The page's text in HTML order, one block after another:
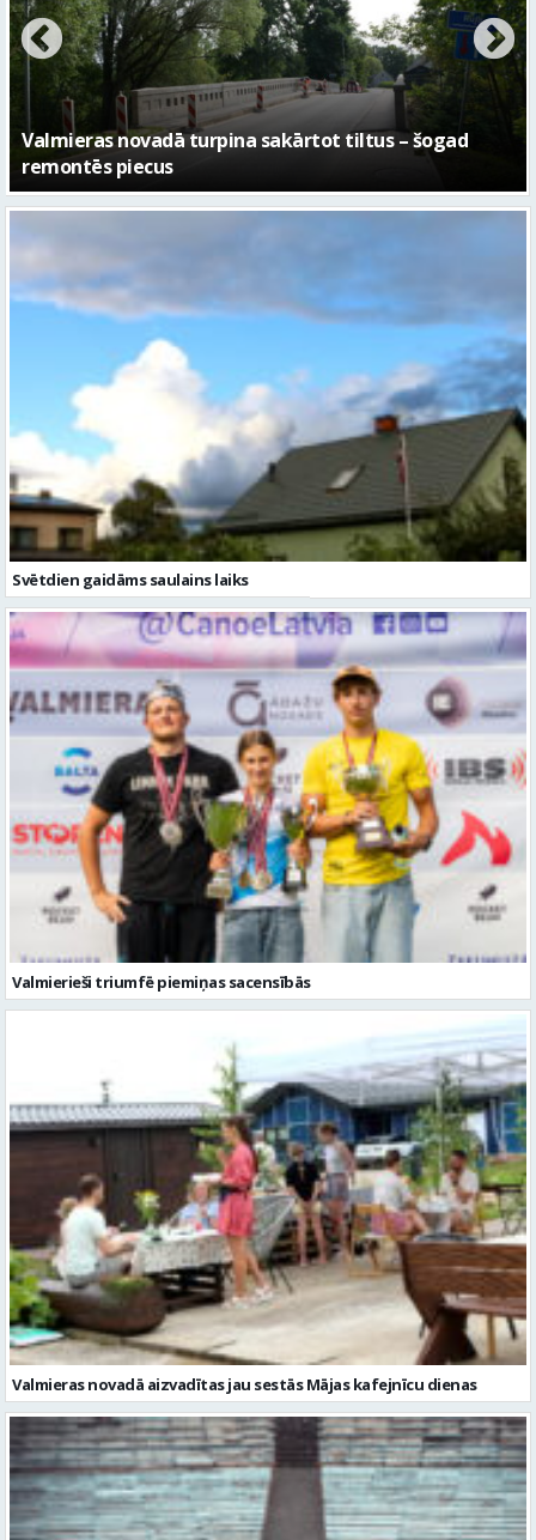
No pagaidu teātra līdz laikmetīgās kultūras centram
– kā attīstīsies “Kurtuve”
Svētdien gaidāms saulains laiks
Valmierieši triumfē piemiņas sacensībās
Valmieras novadā aizvadītas jau sestās Mājas kafejnīcu dienas